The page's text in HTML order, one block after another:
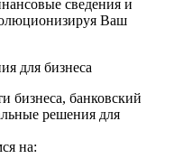
сведения и
Ваш
для бизнеса
бизнеса, банковский
решения для
на: